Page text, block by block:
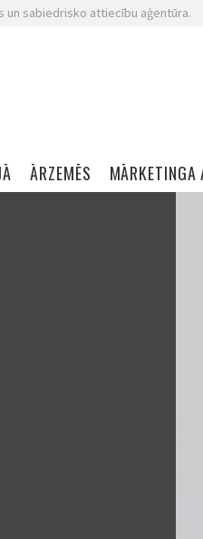
un sabiedrisko attiecību aģentūra.
ĀRZEMĒS MĀRKETINGA